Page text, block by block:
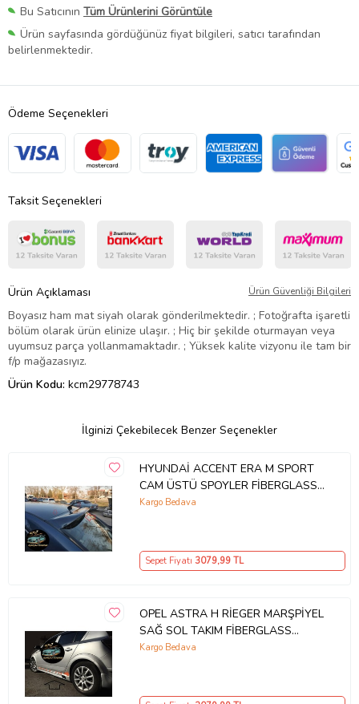
Bu Satıcının Tüm Ürünlerini Görüntüle
Ürün sayfasında gördüğünüz fiyat bilgileri, satıcı tarafından
belirlenmektedir.
Ödeme Seçenekleri
Taksit Seçenekleri
Ürün Açıklaması Ürün Güvenliği Bilgileri
Boyasız ham mat siyah olarak gönderilmektedir. ; Fotoğrafta işaretli
bölüm olarak ürün elinize ulaşır. ; Hiç bir şekilde oturmayan veya
uyumsuz parça yollanmamaktadır. ; Yüksek kalite vizyonu ile tam bir
f/p mağazasıyız.
Ürün Kodu: kcm29778743
İlginizi Çekebilecek Benzer Seçenekler
HYUNDAİ ACCENT ERA M SPORT
CAM ÜSTÜ SPOYLER FİBERGLASS
BOYASIZ
Kargo Bedava
Sepet Fiyatı 3079,99 TL
OPEL ASTRA H RİEGER MARŞPİYEL
SAĞ SOL TAKIM FİBERGLASS
BOYASIZ
Kargo Bedava